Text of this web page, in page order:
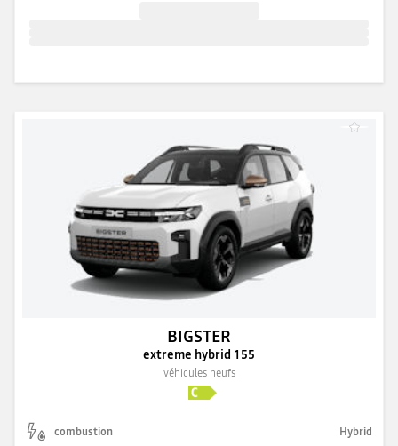
BIGSTER
extreme hybrid 155
véhicules neufs
combustion Hybrid